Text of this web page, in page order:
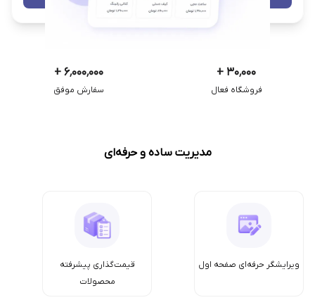
۳۰٬۰۰۰ +
فروشگاه فعال
۶٬۰۰۰٬۰۰۰ +
سفارش موفق
مدیریت ساده و حرفه‌ای
ویرایشگر حرفه‌ای صفحه اول
قیمت‌گذاری پیشرفته
محصولات